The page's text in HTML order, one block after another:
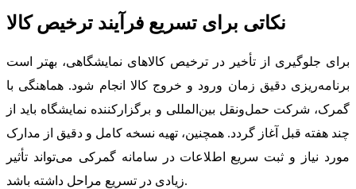
نکاتی برای تسریع فرآیند ترخیص کالا
برای جلوگیری از تأخیر در ترخیص کالاهای نمایشگاهی، بهتر است
برنامه‌ریزی دقیق زمان ورود و خروج کالا انجام شود. هماهنگی با
گمرک، شرکت حمل‌ونقل بین‌المللی و برگزارکننده نمایشگاه باید از
چند هفته قبل آغاز گردد. همچنین، تهیه نسخه کامل و دقیق از مدارک
مورد نیاز و ثبت سریع اطلاعات در سامانه گمرکی می‌تواند تأثیر
زیادی در تسریع مراحل داشته باشد.